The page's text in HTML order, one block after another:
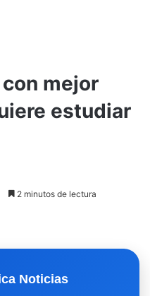
mejor
estudiar
2 minutos de lectura
Noticias